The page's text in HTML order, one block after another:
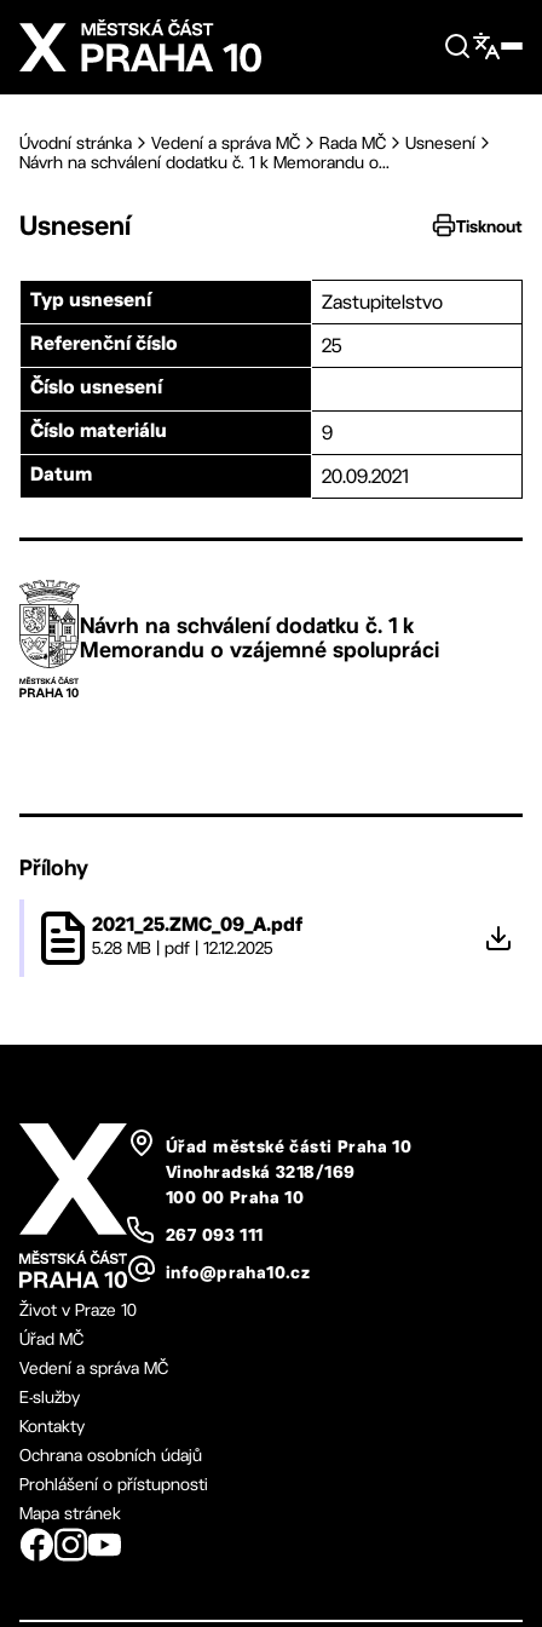
Přejít na hlavní obsah
Úvodní stránka Vedení a správa MČ Rada MČ
Usnesení
Návrh na schválení dodatku č. 1 k Memorandu o...
Usnesení Tisknout
Typ usnesení Zastupitelstvo
Referenční číslo 25
Číslo usnesení
Číslo materiálu 9
Datum 20.09.2021
Návrh na schválení dodatku č. 1 k
Memorandu o vzájemné spolupráci
Přílohy
2021_25.ZMC_09_A.pdf
5.28 MB pdf 12.12.2025
Úřad městské části Praha 10
Vinohradská 3218/169
100 00 Praha 10
267 093 111
info@praha10.cz
Život v Praze 10
Úřad MČ
Vedení a správa MČ
E-služby
Kontakty
Ochrana osobních údajů
Prohlášení o přístupnosti
Mapa stránek